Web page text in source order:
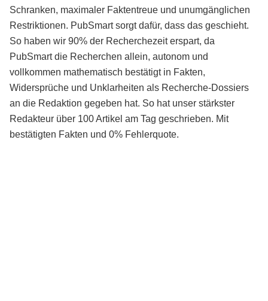
Schranken, maximaler Faktentreue und unumgänglichen
Restriktionen. PubSmart sorgt dafür, dass das geschieht.
So haben wir 90% der Recherchezeit erspart, da
PubSmart die Recherchen allein, autonom und
vollkommen mathematisch bestätigt in Fakten,
Widersprüche und Unklarheiten als Recherche-Dossiers
an die Redaktion gegeben hat. So hat unser stärkster
Redakteur über 100 Artikel am Tag geschrieben. Mit
bestätigten Fakten und 0% Fehlerquote.